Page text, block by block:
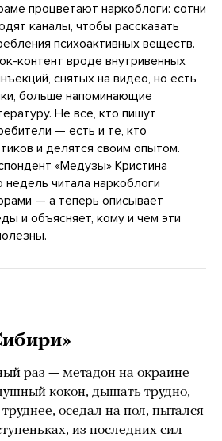
процветают наркоблоги: сотни
каналы, чтобы рассказать
психоактивных веществ.
контент вроде внутривенных
снятых на видео, но есть
больше напоминающие
Не все, кто пишут
— есть и те, кто
и делятся своим опытом.
«Медузы» Кристина
читала наркоблоги
— а теперь описывает
и объясняет, кому и чем эти
раз — метадон на окраине
кокон, дышать трудно,
оседал на пол, пытался
из последних сил